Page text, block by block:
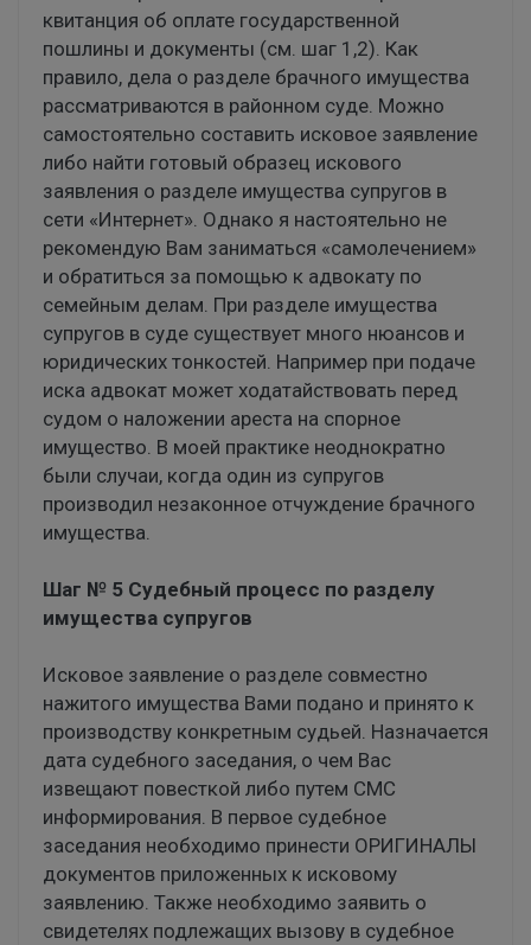
квитанция об оплате государственной
пошлины и документы (см. шаг 1,2). Как
правило, дела о разделе брачного имущества
рассматриваются в районном суде. Можно
самостоятельно составить исковое заявление
либо найти готовый образец искового
заявления о разделе имущества супругов в
сети «Интернет». Однако я настоятельно не
рекомендую Вам заниматься «самолечением»
и обратиться за помощью к адвокату по
семейным делам. При разделе имущества
супругов в суде существует много нюансов и
юридических тонкостей. Например при подаче
иска адвокат может ходатайствовать перед
судом о наложении ареста на спорное
имущество. В моей практике неоднократно
были случаи, когда один из супругов
производил незаконное отчуждение брачного
имущества.
Шаг № 5 Судебный процесс по разделу
имущества супругов
Исковое заявление о разделе совместно
нажитого имущества Вами подано и принято к
производству конкретным судьей. Назначается
дата судебного заседания, о чем Вас
извещают повесткой либо путем СМС
информирования. В первое судебное
заседания необходимо принести ОРИГИНАЛЫ
документов приложенных к исковому
заявлению. Также необходимо заявить о
свидетелях подлежащих вызову в судебное